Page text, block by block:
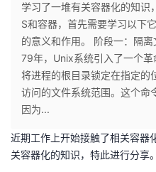
个
人
主
我
的
发
学习了一堆有关容器化的知识
S和容器，首先需要学习以下
的意义和作用。 阶段一：隔
79年，Unix系统引入了一个
将进程的根目录锁定在指定的
访问的文件系统范围。这个命
因为...
近期工作上开始接触了相关容器
关容器化的知识，特此进行分享。